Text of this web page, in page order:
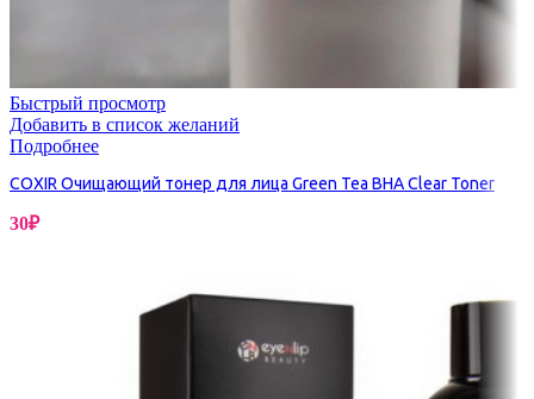
Быстрый просмотр
Добавить в список желаний
Подробнее
COXIR Очищающий тонер для лица Green Tea BHA Clear Toner
30₽